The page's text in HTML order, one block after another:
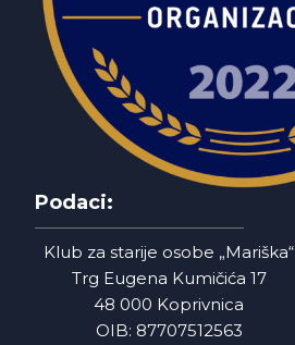
Podaci:
Klub za starije osobe „Mariška“
Trg Eugena Kumičića 17
48 000 Koprivnica
OIB: 87707512563